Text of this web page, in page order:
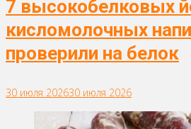
7 высокобелковых
кисломолочных
проверили на белок
30 июля 202630 июля 2026